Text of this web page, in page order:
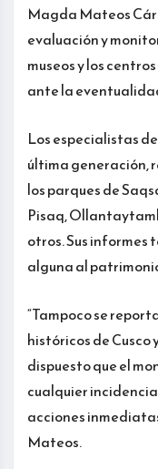
Magda Mateos
evaluación y
museos y los
ante la
Los especialistas
última generación,
los parques de
Pisaq,
otros. Sus
alguna al
“Tampoco se
históricos de Cusco
dispuesto que el
cualquier
acciones
Mateos.